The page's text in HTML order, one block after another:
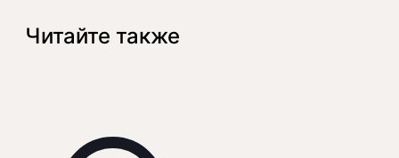
Читайте также